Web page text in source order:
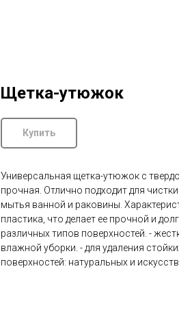
Щетка-утюжок
Купить
Универсальная щетка-утюжок с
прочная. Отлично подходит для
мытья ванной и раковины.
пластика, что делает ее прочной и
различных типов поверхностей. -
влажной уборки. - для удаления
поверхностей: натуральных и